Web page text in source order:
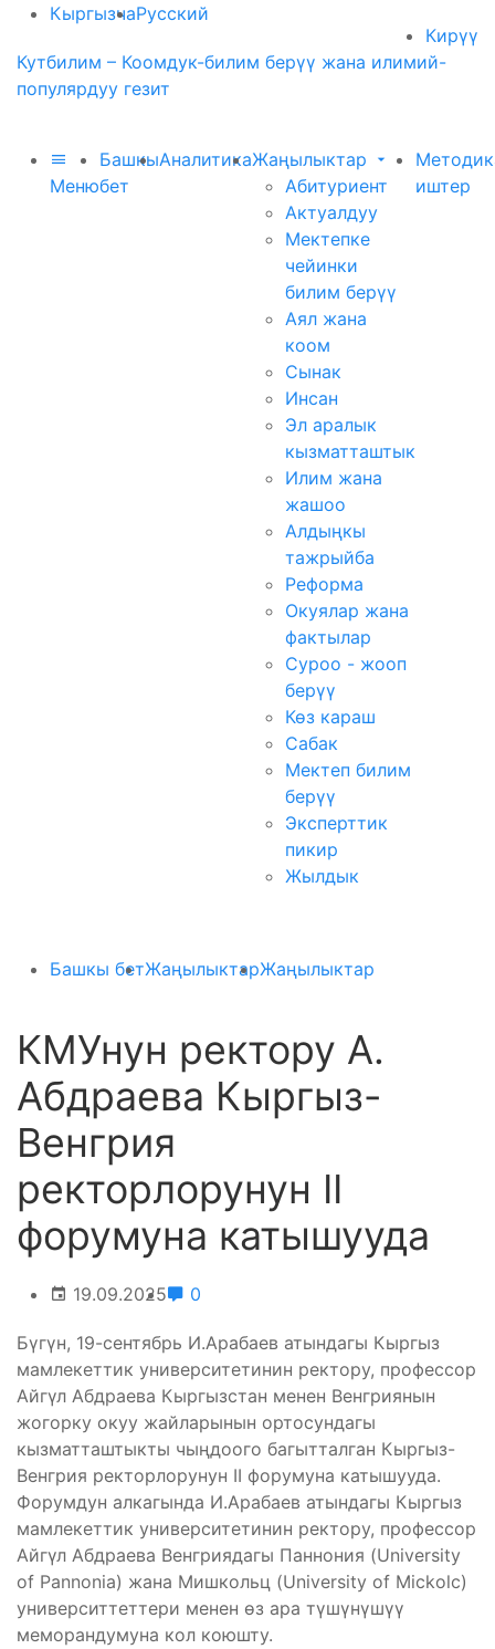
КыргызчаРусский
Кирүү
Кутбилим – Коомдук-билим берүү жана илимий-
популярдуу гезит
Меню
Башкы
бет
АналитикаЖаңылыктар
Абитуриент
Актуалдуу
Мектепке
чейинки
билим берүү
Аял жана
коом
Сынак
Инсан
Эл аралык
кызматташтык
Илим жана
жашоо
Алдыңкы
тажрыйба
Реформа
Окуялар жана
фактылар
Суроо - жооп
берүү
Көз караш
Сабак
Мектеп билим
берүү
Эксперттик
пикир
Жылдык
иштер
Башкы бетЖаңылыктарЖаңылыктар
КМУнун ректору А.
Абдраева Кыргыз-
Венгрия
ректорлорунун II
форумуна катышууда
19.09.2025 0
Бүгүн, 19-сентябрь И.Арабаев атындагы Кыргыз
мамлекеттик университетинин ректору, профессор
Айгүл Абдраева Кыргызстан менен Венгриянын
жогорку окуу жайларынын ортосундагы
кызматташтыкты чыңдоого багытталган Кыргыз-
Венгрия ректорлорунун II форумуна катышууда.
Форумдун алкагында И.Арабаев атындагы Кыргыз
мамлекеттик университетинин ректору, профессор
Айгүл Абдраева Венгриядагы Паннония (University
of Pannonia) жана Мишкольц (University of Mickolc)
университтеттери менен өз ара түшүнүшүү
меморандумуна кол коюшту.